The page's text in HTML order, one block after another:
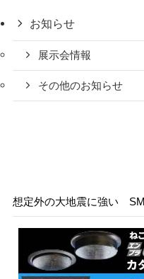
お知らせ
展示会情報
その他のお知らせ
想定外の大地震に強い